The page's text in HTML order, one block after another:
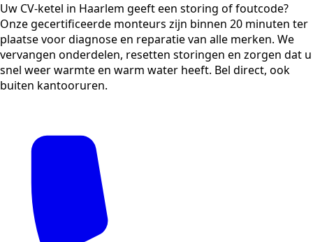
Uw CV-ketel in Haarlem geeft een storing of foutcode?
Onze gecertificeerde monteurs zijn binnen 20 minuten ter
plaatse voor diagnose en reparatie van alle merken. We
vervangen onderdelen, resetten storingen en zorgen dat u
snel weer warmte en warm water heeft. Bel direct, ook
buiten kantooruren.